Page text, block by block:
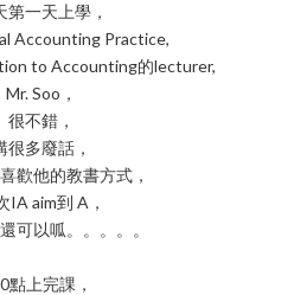
第一天上學，
Accounting Practice,
to Accounting的lecturer,
Mr. Soo，
很不錯，
很多廢話，
歡他的教書方式，
IA aim到 A，
可以呱。。。。。
點上完課，